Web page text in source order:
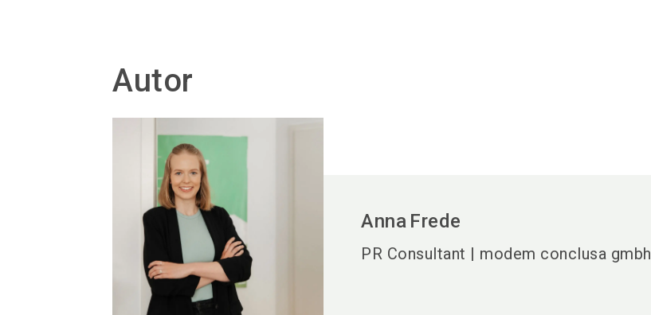
Autor
Anna Frede
PR Consultant | modem conclusa gmbh